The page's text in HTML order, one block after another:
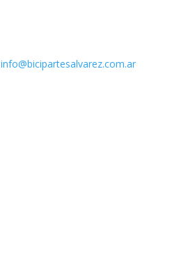
info@bicipartesalvarez.com.ar